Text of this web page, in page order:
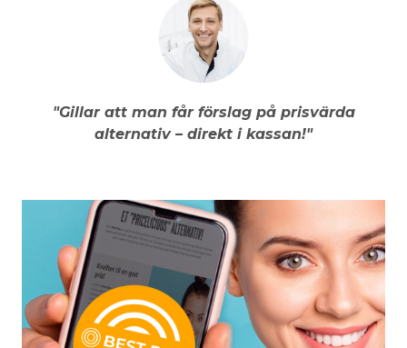
"Gillar att man får förslag på prisvärda
alternativ – direkt i kassan!"